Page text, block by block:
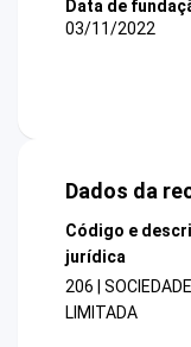
Data de
03/11/2022
Dados da
Código e
jurídica
206 |
LIMITADA